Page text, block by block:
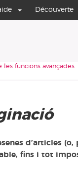
Découverte
les funcions avançades
d’articles
fins i tot